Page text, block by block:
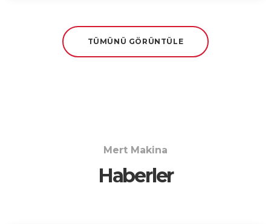
TÜMÜNÜ GÖRÜNTÜLE
Mert Makina
Haberler